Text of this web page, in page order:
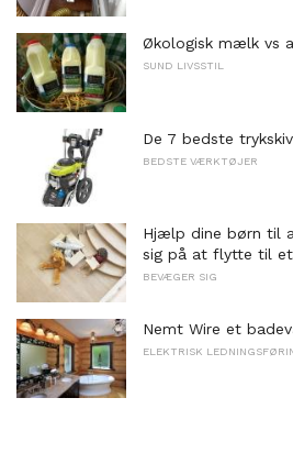
Økologisk mælk vs
SUND LIVSSTIL
De 7 bedste
BEDSTE VÆRKTØJER
Hjælp dine børn til
sig på at flytte til
BEVÆGER SIG
Nemt Wire et
ELEKTRISK